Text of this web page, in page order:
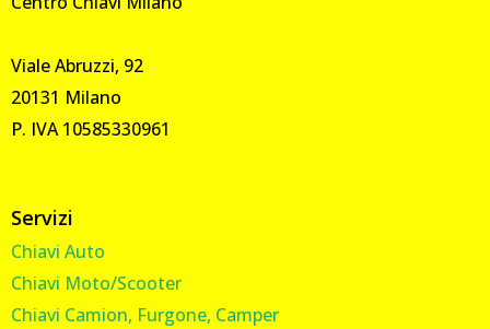
Viale Abruzzi, 92
20131 Milano
P. IVA 10585330961
Servizi
Chiavi Auto
Chiavi Moto/Scooter
Chiavi Camion, Furgone, Camper